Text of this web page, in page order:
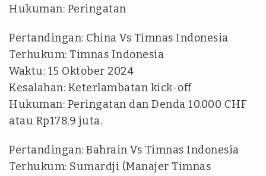
Hukuman: Peringatan
Pertandingan: China Vs Timnas Indonesia
Terhukum: Timnas Indonesia
Waktu: 15 Oktober 2024
Kesalahan: Keterlambatan kick-off
Hukuman: Peringatan dan Denda 10.000 CHF
atau Rp178,9 juta.
Pertandingan: Bahrain Vs Timnas Indonesia
Terhukum: Sumardji (Manajer Timnas